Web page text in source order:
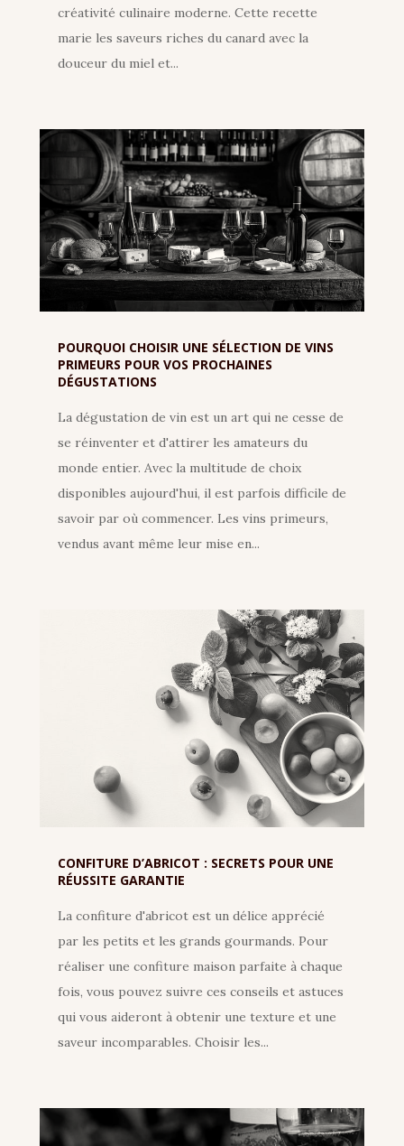
créativité culinaire moderne. Cette recette
marie les saveurs riches du canard avec la
douceur du miel et...
POURQUOI CHOISIR UNE SÉLECTION DE VINS
PRIMEURS POUR VOS PROCHAINES
DÉGUSTATIONS
La dégustation de vin est un art qui ne cesse de
se réinventer et d'attirer les amateurs du
monde entier. Avec la multitude de choix
disponibles aujourd'hui, il est parfois difficile de
savoir par où commencer. Les vins primeurs,
vendus avant même leur mise en...
CONFITURE D’ABRICOT : SECRETS POUR UNE
RÉUSSITE GARANTIE
La confiture d'abricot est un délice apprécié
par les petits et les grands gourmands. Pour
réaliser une confiture maison parfaite à chaque
fois, vous pouvez suivre ces conseils et astuces
qui vous aideront à obtenir une texture et une
saveur incomparables. Choisir les...